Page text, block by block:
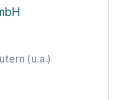
(u.a.)